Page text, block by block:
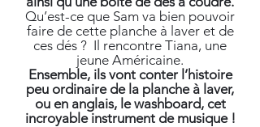
Qu’est-ce que Sam va bien pouvoir
faire de cette planche à laver et de
ces dés ? Il rencontre Tiana, une
jeune Américaine.
Ensemble, ils vont conter l’histoire
peu ordinaire de la planche à laver,
ou en anglais, le washboard, cet
incroyable instrument de musique !